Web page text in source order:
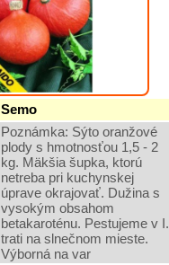
Semo
Poznámka: Sýto oranžové
plody s hmotnosťou 1,5 - 2
kg. Mäkšia šupka, ktorú
netreba pri kuchynskej
úprave okrajovať. Dužina s
vysokým obsahom
betakaroténu. Pestujeme v I.
trati na slnečnom mieste.
Výborná na var